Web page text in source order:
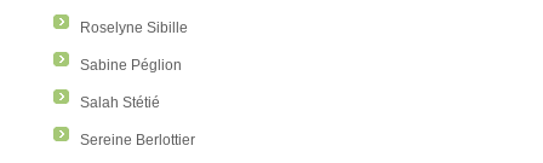
Roselyne Sibille
Sabine Péglion
Salah Stétié
Sereine Berlottier